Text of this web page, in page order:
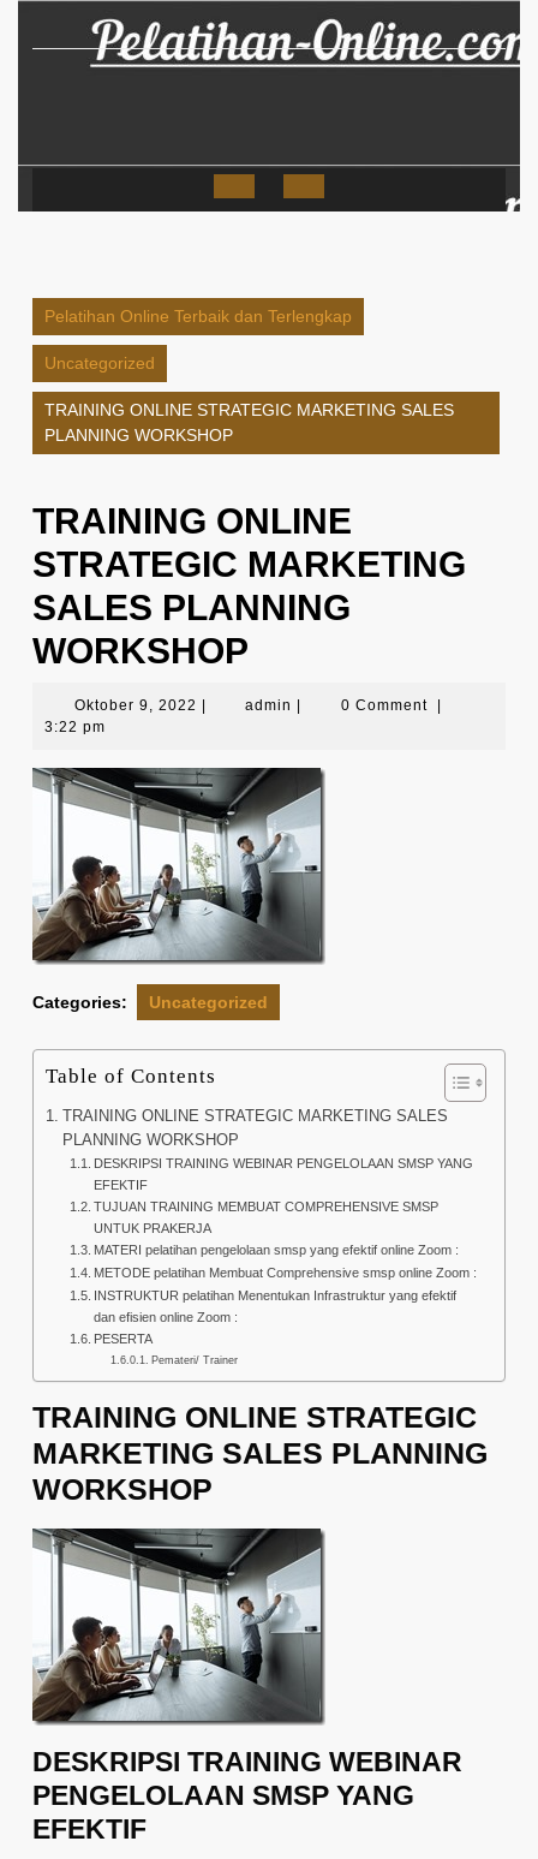
Open
Pelatihan Online Terbaik dan Terlengkap
Uncategorized
TRAINING ONLINE STRATEGIC MARKETING SALES
PLANNING WORKSHOP
TRAINING ONLINE
STRATEGIC MARKETING
SALES PLANNING
WORKSHOP
Oktober 9, 2022 Oktoberadmin admin 0 Comment
3:22 pm
Categories: Uncategorized
Table of Contents
TRAINING ONLINE STRATEGIC MARKETING SALES
PLANNING WORKSHOP
DESKRIPSI TRAINING WEBINAR PENGELOLAAN SMSP YANG
EFEKTIF
TUJUAN TRAINING MEMBUAT COMPREHENSIVE SMSP
UNTUK PRAKERJA
MATERI pelatihan pengelolaan smsp yang efektif online Zoom :
METODE pelatihan Membuat Comprehensive smsp online Zoom :
INSTRUKTUR pelatihan Menentukan Infrastruktur yang efektif
dan efisien online Zoom :
PESERTA
Pemateri/ Trainer
TRAINING ONLINE STRATEGIC
MARKETING SALES PLANNING
WORKSHOP
DESKRIPSI TRAINING WEBINAR
PENGELOLAAN SMSP YANG
EFEKTIF